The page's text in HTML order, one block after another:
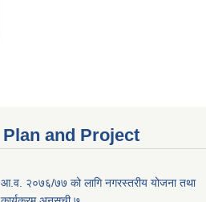
Plan and Project
आ.व. २०७६/७७ को लागि नगरस्तरीय योजना तथा